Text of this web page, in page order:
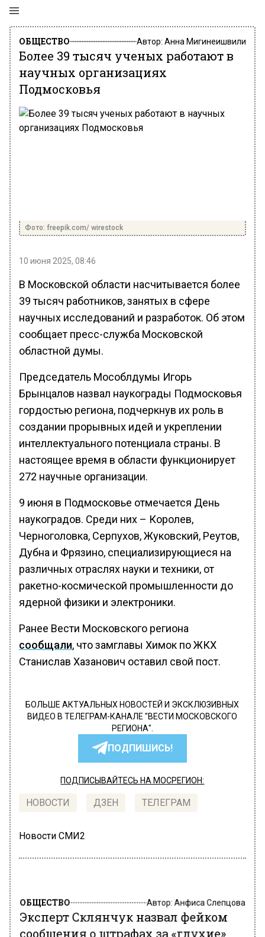
ОБЩЕСТВО Автор: Анна Мигинеишвили
Более 39 тысяч ученых работают в
научных организациях
Подмосковья
Фото: freepik.com/ wirestock
10 июня 2025, 08:46
В Московской области насчитывается более
39 тысяч работников, занятых в сфере
научных исследований и разработок. Об этом
сообщает пресс-служба Московской
областной думы.
Председатель Мособлдумы Игорь
Брынцалов назвал наукограды Подмосковья
гордостью региона, подчеркнув их роль в
создании прорывных идей и укреплении
интеллектуального потенциала страны. В
настоящее время в области функционирует
272 научные организации.
9 июня в Подмосковье отмечается День
наукоградов. Среди них – Королев,
Черноголовка, Серпухов, Жуковский, Реутов,
Дубна и Фрязино, специализирующиеся на
различных отраслях науки и техники, от
ракетно-космической промышленности до
ядерной физики и электроники.
Ранее Вести Московского региона
сообщали, что замглавы Химок по ЖКХ
Станислав Хазанович оставил свой пост.
БОЛЬШЕ АКТУАЛЬНЫХ НОВОСТЕЙ И ЭКСКЛЮЗИВНЫХ
ВИДЕО В ТЕЛЕГРАМ-КАНАЛЕ "ВЕСТИ МОСКОВСКОГО
РЕГИОНА".
ПОДПИШИСЬ!
ПОДПИСЫВАЙТЕСЬ НА МОСРЕГИОН:
НОВОСТИ ДЗЕН ТЕЛЕГРАМ
Новости СМИ2
ОБЩЕСТВО Автор: Анфиса Слепцова
Эксперт Склянчук назвал фейком
сообщения о штрафах за «глухие»